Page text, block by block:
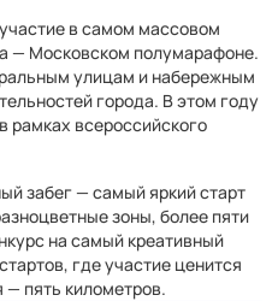
в самом массовом
— Московском полумарафоне.
улицам и набережным
города. В этом году
рамках всероссийского
забег — самый яркий старт
зоны, более пяти
на самый креативный
где участие ценится
пять километров.